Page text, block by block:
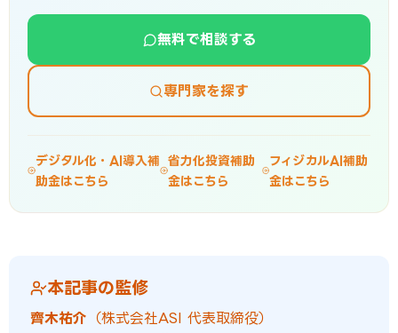
無料で相談する
専門家を探す
デジタル化・AI導入補
助金はこちら
省力化投資補助
金はこちら
フィジカルAI補助
金はこちら
本記事の監修
齊木祐介 （株式会社ASI 代表取締役）